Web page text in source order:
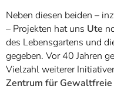
Neben diesen beiden –
– Projekten hat uns Ute
des Lebensgartens und
gegeben. Vor 40 Jahren
Vielzahl weiterer
Zentrum für